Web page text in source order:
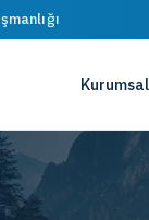
Kurumsal